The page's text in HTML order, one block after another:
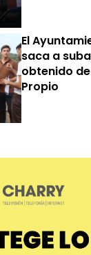
El
saca a
obtenido
Propio